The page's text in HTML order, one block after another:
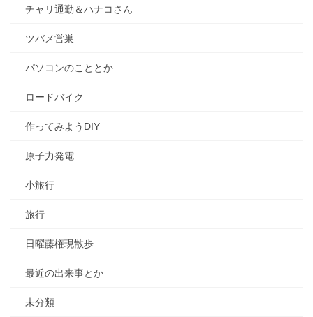
チャリ通勤＆ハナコさん
ツバメ営巣
パソコンのこととか
ロードバイク
作ってみようDIY
原子力発電
小旅行
旅行
日曜藤権現散歩
最近の出来事とか
未分類